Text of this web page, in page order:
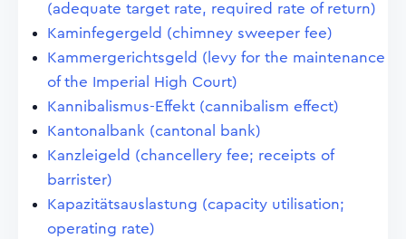
(adequate target rate, required rate of return)
Kaminfegergeld (chimney sweeper fee)
Kammergerichtsgeld (levy for the maintenance
of the Imperial High Court)
Kannibalismus-Effekt (cannibalism effect)
Kantonalbank (cantonal bank)
Kanzleigeld (chancellery fee; receipts of
barrister)
Kapazitätsauslastung (capacity utilisation;
operating rate)